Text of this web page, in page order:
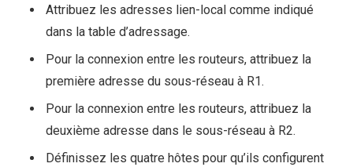
Attribuez les adresses lien-local comme indiqué
dans la table d’adressage.
Pour la connexion entre les routeurs, attribuez la
première adresse du sous-réseau à R1.
Pour la connexion entre les routeurs, attribuez la
deuxième adresse dans le sous-réseau à R2.
Définissez les quatre hôtes pour qu’ils configurent